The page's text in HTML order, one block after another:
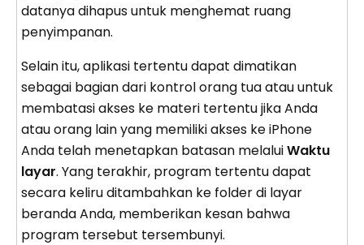
datanya dihapus untuk menghemat ruang
penyimpanan.
Selain itu, aplikasi tertentu dapat dimatikan
sebagai bagian dari kontrol orang tua atau untuk
membatasi akses ke materi tertentu jika Anda
atau orang lain yang memiliki akses ke iPhone
Anda telah menetapkan batasan melaluiWaktu
layar. Yang terakhir, program tertentu dapat
secara keliru ditambahkan ke folder di layar
beranda Anda, memberikan kesan bahwa
program tersebut tersembunyi.